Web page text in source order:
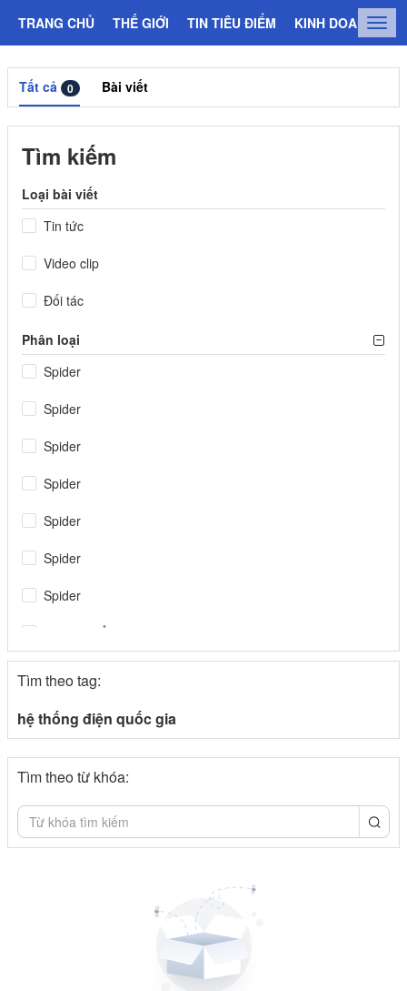
TRANG CHỦ THẾ GIỚI TIN TIÊU ĐIỂM KINH DOANH
Tất cả 0 Bài viết
Tìm kiếm
Loại bài viết
Tin tức
Video clip
Đối tác
Phân loại
Spider
Spider
Spider
Spider
Spider
Spider
Spider
Tin tiêu điểm
congthuong.vn
Spider
congthuong.vn
congthuong.vn
Tìm theo tag:
hệ thống điện quốc gia
Tìm theo từ khóa: